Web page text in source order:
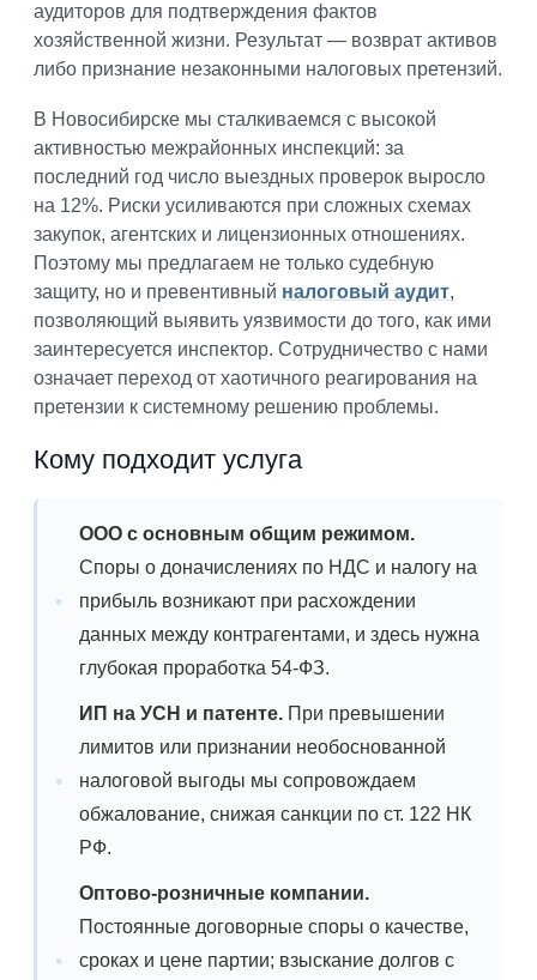
аудиторов для подтверждения фактов
хозяйственной жизни. Результат — возврат активов
либо признание незаконными налоговых претензий.
В Новосибирске мы сталкиваемся с высокой
активностью межрайонных инспекций: за
последний год число выездных проверок выросло
на 12%. Риски усиливаются при сложных схемах
закупок, агентских и лицензионных отношениях.
Поэтому мы предлагаем не только судебную
защиту, но и превентивный налоговый аудит,
позволяющий выявить уязвимости до того, как ими
заинтересуется инспектор. Сотрудничество с нами
означает переход от хаотичного реагирования на
претензии к системному решению проблемы.
Кому подходит услуга
ООО с основным общим режимом.
Споры о доначислениях по НДС и налогу на
прибыль возникают при расхождении
данных между контрагентами, и здесь нужна
глубокая проработка 54-ФЗ.
ИП на УСН и патенте. При превышении
лимитов или признании необоснованной
налоговой выгоды мы сопровождаем
обжалование, снижая санкции по ст. 122 НК
РФ.
Оптово-розничные компании.
Постоянные договорные споры о качестве,
сроках и цене партии; взыскание долгов с